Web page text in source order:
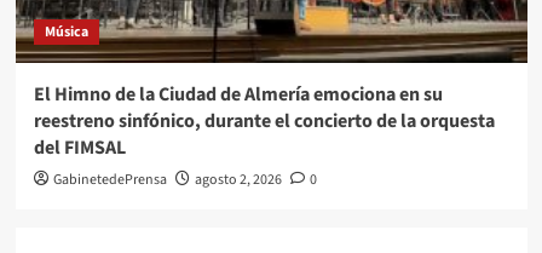
Música
El Himno de la Ciudad de Almería emociona en su
reestreno sinfónico, durante el concierto de la orquesta
del FIMSAL
GabinetedePrensa agosto 2, 2026 0